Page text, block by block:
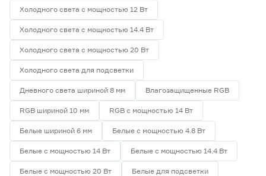
Холодного света с мощностью 12 Вт
Холодного света с мощностью 14.4 Вт
Холодного света с мощностью 20 Вт
Холодного света для подсветки
Дневного света шириной 8 мм Влагозащищенные RGB
RGB шириной 10 мм RGB с мощностью 14 Вт
Белые шириной 6 мм Белые с мощностью 4.8 Вт
Белые с мощностью 14 Вт Белые с мощностью 14.4 Вт
Белые с мощностью 20 Вт Белые для подсветки